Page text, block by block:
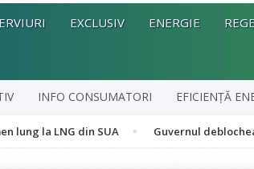
EXCLUSIV ENERGIE
INFO CONSUMATORI EFICIENȚĂ
din SUA Guvernul deblochează